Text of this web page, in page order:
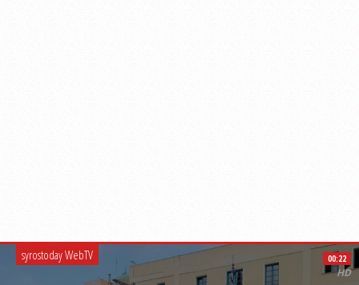
syrostoday WebTV 00:22
HD